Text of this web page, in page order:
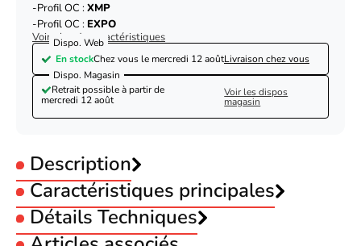
Profil OC :XMP
Profil OC : EXPO
Voir plus de caractéristiques
Dispo. Web
En stockChez vous le mercredi 12 aoûtLivraison chez vous
Dispo. Magasin
Retrait possible à partir de
mercredi 12 août
Voir les dispos
magasin
Description
Caractéristiques principales
Capacité RAM :32Go
Type de mémoire : DDR5
Fréquence (MHz) :5600MHz PC44800
Détails Techniques